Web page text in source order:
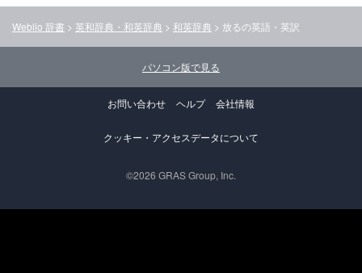
Weblio 辞書 > 英和辞典・和英辞典 > 和英辞典 > 放るの英語・英訳
パソコン版で見る
お問い合わせ ヘルプ 会社情報
クッキー・アクセスデータについて
©2026 GRAS Group, Inc.